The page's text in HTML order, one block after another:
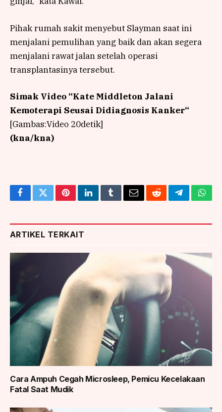
Pihak rumah sakit menyebut Slayman saat ini
menjalani pemulihan yang baik dan akan segera
menjalani rawat jalan setelah operasi
transplantasinya tersebut.
Simak Video “Kate Middleton Jalani
Kemoterapi Seusai Didiagnosis Kanker“
[Gambas:Video 20detik]
(kna/kna)
FacebookTwitterPinterestLinkedInTumblrEmailRedditTelegram
ARTIKEL TERKAIT
Cara Ampuh Cegah Microsleep, Pemicu Kecelakaan
Fatal Saat Mudik